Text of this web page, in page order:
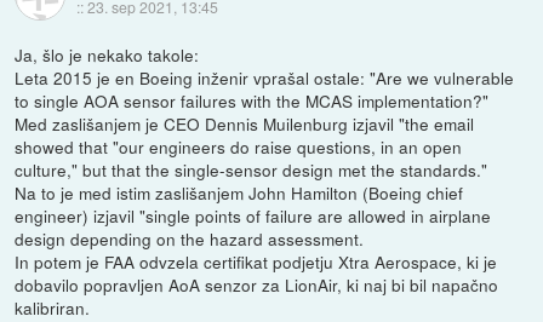
::23. sep 2021, 13:45
Ja, šlo je nekako takole:
Leta 2015 je en Boeing inženir vprašal ostale: "Are we vulnerable
to single AOA sensor failures with the MCAS implementation?"
Med zaslišanjem je CEO Dennis Muilenburg izjavil "the email
showed that "our engineers do raise questions, in an open
culture," but that the single-sensor design met the standards."
Na to je med istim zaslišanjem John Hamilton (Boeing chief
engineer) izjavil "single points of failure are allowed in airplane
design depending on the hazard assessment.
In potem je FAA odvzela certifikat podjetju Xtra Aerospace, ki je
dobavilo popravljen AoA senzor za LionAir, ki naj bi bil napačno
kalibriran.